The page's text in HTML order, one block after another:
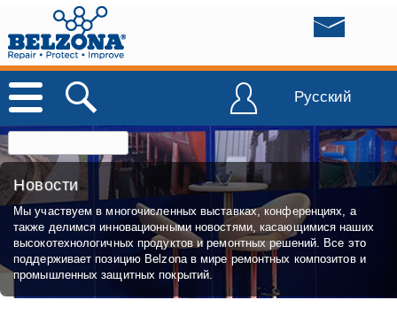
Русский
Новости
Мы участвуем в многочисленных выставках, конференциях, а
также делимся инновационными новостями, касающимися наших
высокотехнологичных продуктов и ремонтных решений. Все это
поддерживает позицию Belzona в мире ремонтных композитов и
промышленных защитных покрытий.